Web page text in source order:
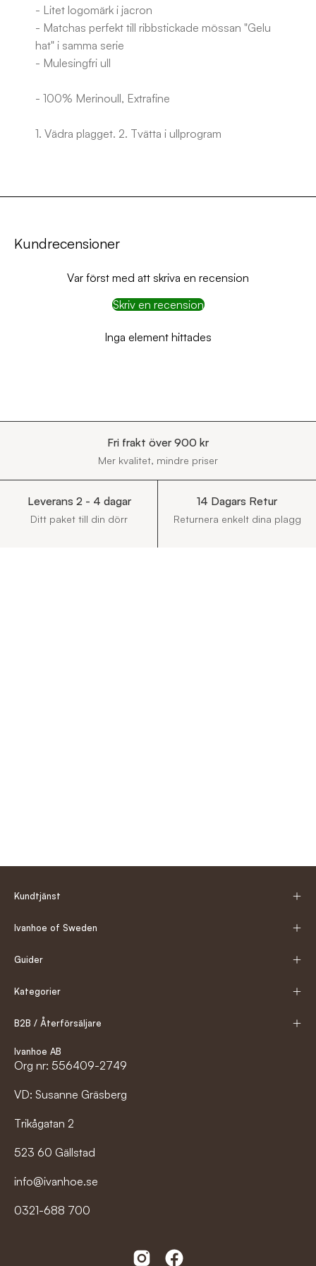
- Litet logomärk i jacron
- Matchas perfekt till ribbstickade mössan "Gelu
hat" i samma serie
- Mulesingfri ull
- 100% Merinoull, Extrafine
1. Vädra plagget. 2. Tvätta i ullprogram
Kundrecensioner
Var först med att skriva en recension
Skriv en recension
Inga element hittades
Fri frakt över 900 kr
Mer kvalitet, mindre priser
Leverans 2 - 4 dagar
Ditt paket till din dörr
14 Dagars Retur
Returnera enkelt dina plagg
Kundtjänst
Ivanhoe of Sweden
Guider
Kategorier
B2B / Återförsäljare
Ivanhoe AB
Org nr: 556409-2749
VD: Susanne Gräsberg
Trikågatan 2
523 60 Gällstad
info@ivanhoe.se
0321-688 700